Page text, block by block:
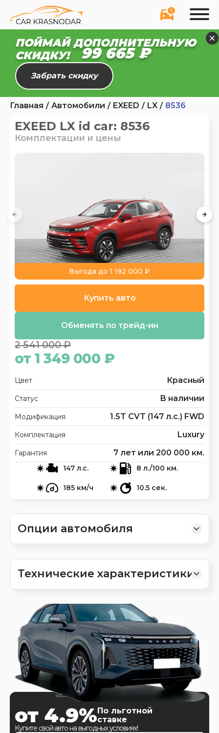
ПОЙМАЙ ДОПОЛНИТЕЛЬНУЮ
СКИДКУ!
99 610 ₽
Забрать скидку
Главная Автомобили EXEED LX 8536
EXEED LX id car: 8536
Комплектации и цены
2 541 000 ₽
от 1 349 000 ₽
Выгода до 1 192 000 ₽
147 л.с. 8 л./100 км.
185 км/ч 10.5 сек.
Цвет Красный
Статус В наличии
Модификация 1.5T CVT (147 л.с.) FWD
Комплектация Luxury
Гарантия 7 лет или 200 000 км.
Купить авто
Обменять по трейд-ин
Опции автомобиля
Технические характеристики
от 4.9%По льготной
ставке
Купите свой авто на выгодных условиях!